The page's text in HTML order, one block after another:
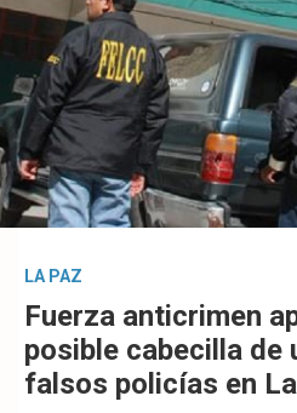
LA PAZ
Fuerza anticrimen
posible cabecilla de
falsos policías en